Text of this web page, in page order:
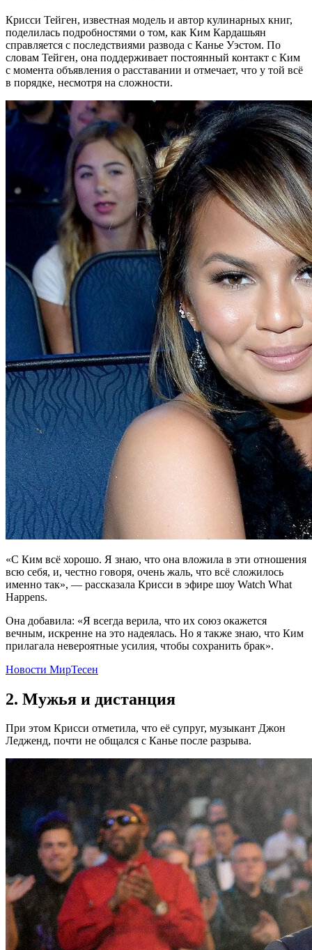
Крисси Тейген, известная модель и автор кулинарных книг,
поделилась подробностями о том, как Ким Кардашьян
справляется с последствиями развода с Канье Уэстом. По
словам Тейген, она поддерживает постоянный контакт с Ким
с момента объявления о расставании и отмечает, что у той всё
в порядке, несмотря на сложности.
«С Ким всё хорошо. Я знаю, что она вложила в эти отношения
всю себя, и, честно говоря, очень жаль, что всё сложилось
именно так», — рассказала Крисси в эфире шоу Watch What
Happens.
Она добавила: «Я всегда верила, что их союз окажется
вечным, искренне на это надеялась. Но я также знаю, что Ким
прилагала невероятные усилия, чтобы сохранить брак».
Новости МирТесен
2. Мужья и дистанция
При этом Крисси отметила, что её супруг, музыкант Джон
Ледженд, почти не общался с Канье после разрыва.